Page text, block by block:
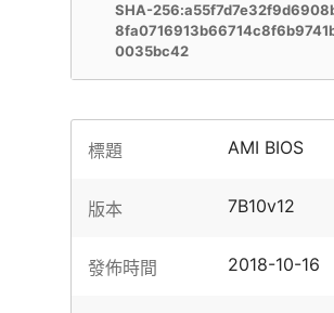
SHA-
0035bc42
標題 AMI BIOS
版本 7B10v12
發佈時間 2018-10-16